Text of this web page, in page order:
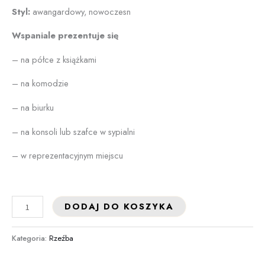
Styl: awangardowy, nowoczesn
Wspaniale prezentuje się
– na półce z książkami
– na komodzie
– na biurku
– na konsoli lub szafce w sypialni
– w reprezentacyjnym miejscu
DODAJ DO KOSZYKA
Kategoria: Rzeźba